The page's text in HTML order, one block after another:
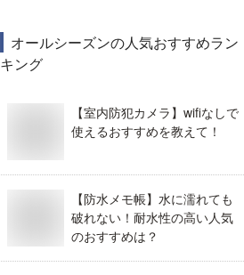
オールシーズンの人気おすすめラン
キング
【室内防犯カメラ】wifiなしで
使えるおすすめを教えて！
【防水メモ帳】水に濡れても
破れない！耐水性の高い人気
のおすすめは？